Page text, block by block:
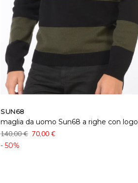
SUN68
maglia da uomo Sun68 a righe con logo
140,00 € 70,00 €
- 50%